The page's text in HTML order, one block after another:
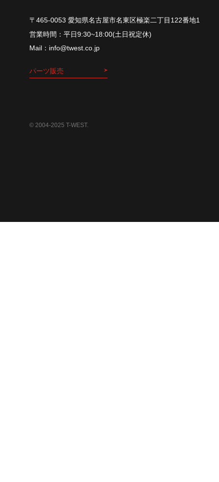
〒465-0053 愛知県名古屋市名東区極楽二丁目122番地1
平⽇9:30~18:00(⼟⽇祝定休)
info@twest.co.jp
パーツ販売
© 2004-2025 T-WEST.